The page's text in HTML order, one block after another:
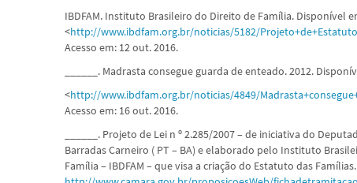
IBDFAM. Instituto Brasileiro do Direito de Família. Disponível
<http://www.ibdfam.org.br/noticias/5182/
Acesso em: 12 out. 2016.
______. Madrasta consegue guarda de enteado. 2012.
<http://www.ibdfam.org.br/noticias/4849/
Acesso em: 16 out. 2016.
______. Projeto de Lei n º 2.285/2007 – de iniciativa do
Barradas Carneiro ( PT – BA) e elaborado pelo Instituto
Família – IBDFAM – que visa a criação do Estatuto das